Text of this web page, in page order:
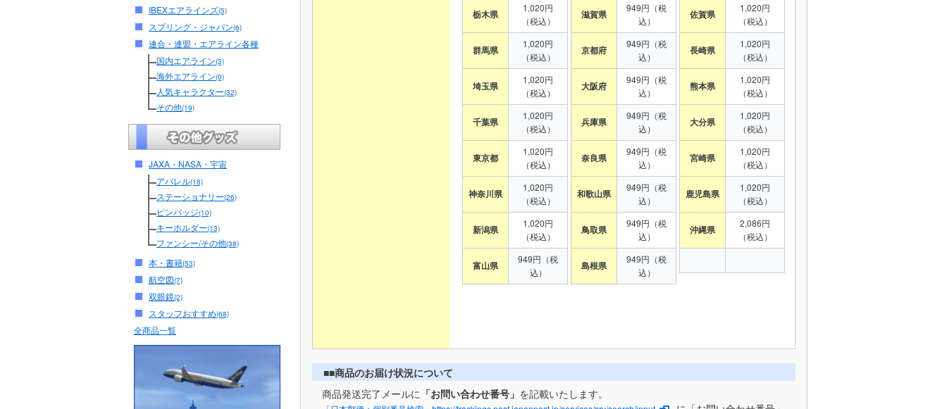
IBEXエアラインズ(5)
スプリング・ジャパン(6)
連合・連盟・エアライン各種
国内エアライン(3)
海外エアライン(0)
人気キャラクター(32)
その他(19)
JAXA・NASA・宇宙
アパレル(18)
ステーショナリー(26)
ピンバッジ(10)
キーホルダー(13)
ファンシー/その他(38)
本・書籍(53)
航空図(7)
双眼鏡(2)
スタッフおすすめ(68)
全商品一覧
栃木県
1,020円
（税込）
群馬県
1,020円
（税込）
埼玉県
1,020円
（税込）
千葉県
1,020円
（税込）
東京都
1,020円
（税込）
神奈川県
1,020円
（税込）
新潟県
1,020円
（税込）
富山県
949円（税
込）
滋賀県
949円（税
込）
京都府
949円（税
込）
大阪府
949円（税
込）
兵庫県
949円（税
込）
奈良県
949円（税
込）
和歌山県
949円（税
込）
鳥取県
949円（税
込）
島根県
949円（税
込）
佐賀県
1,020円
（税込）
長崎県
1,020円
（税込）
熊本県
1,020円
（税込）
大分県
1,020円
（税込）
宮崎県
1,020円
（税込）
鹿児島県
1,020円
（税込）
沖縄県
2,086円
（税込）
■■商品のお届け状況について
商品発送完了メールに 「お問い合わせ番号」 を記載いたします。